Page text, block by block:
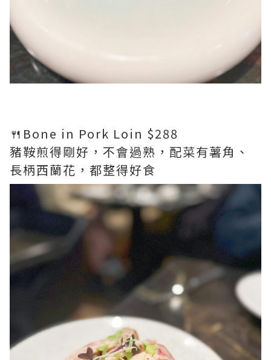
🍴Bone in Pork Loin $288
豬鞍煎得剛好，不會過熟，配菜有薯角、
長柄西蘭花，都整得好食